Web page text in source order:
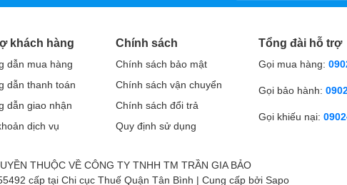
khách hàng
dẫn mua hàng
dẫn thanh toán
dẫn giao nhận
dịch vụ
Chính sách
Chính sách bảo mật
Chính sách vận chuyển
Chính sách đổi trả
Quy định sử dụng
Tổng đài hỗ trợ
Gọi mua hàng:
Gọi bảo hành:
Gọi khiếu nại:
THUỘC VỀ CÔNG TY TNHH TM TRẦN GIA BẢO
cấp tại Chi cục Thuế Quận Tân Bình | Cung cấp bởi Sapo